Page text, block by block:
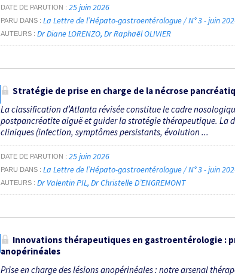
DATE DE PARUTION 25 juin 2026
PARU DANS La Lettre de l’Hépato-gastroentérologue / N° 3 - juin
AUTEURS Dr Diane LORENZO Dr Raphaël OLIVIER
Stratégie de prise en charge de la nécrose
La classification d’Atlanta révisée constitue le cadre
postpancréatite aiguë et guider la stratégie thérapeutique. La
cliniques (infection, symptômes persistants, évolution ...
DATE DE PARUTION 25 juin 2026
PARU DANS La Lettre de l’Hépato-gastroentérologue / N° 3 - juin
AUTEURS Dr Valentin PIL Dr Christelle D’ENGREMONT
Innovations thérapeutiques en gastroentérologie :
anopérinéales
Prise en charge des lésions anopérinéales : notre arsenal